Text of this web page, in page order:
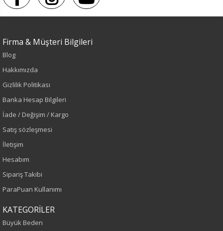
Renk
Sezon
İlkbahar-Yaz
Yaş Grubu
Kalıp
Büyük Beden
Firma & Müşteri Bilgileri
Blog
Hakkımızda
Gizlilik Politikası
Banka Hesap Bilgileri
İade / Değişim / Kargo
Satış sözleşmesi
İletişim
Hesabım
Sipariş Takibi
ParaPuan Kullanımı
KATEGORİLER
Büyük Beden